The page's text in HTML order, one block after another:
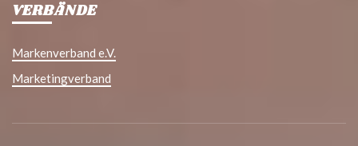
VERBÄNDE
Markenverband e.V.
Marketingverband